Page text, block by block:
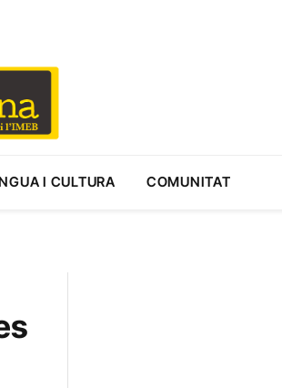
I CULTURA COMUNITAT